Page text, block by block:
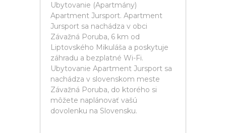
Ubytovanie (Apartmány)
Apartment Jursport. Apartment
Jursport sa nachádza v obci
Závažná Poruba, 6 km od
Liptovského Mikuláša a poskytuje
záhradu a bezplatné Wi-Fi.
Ubytovanie Apartment Jursport sa
nachádza v slovenskom meste
Závažná Poruba, do ktorého si
môžete naplánovať vašú
dovolenku na Slovensku.